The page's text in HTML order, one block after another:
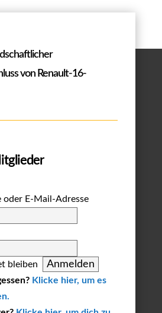
von Renault-16-
oder E-Mail-Adresse
bleiben
Klicke hier, um es